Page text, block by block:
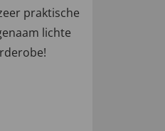
praktische
lichte